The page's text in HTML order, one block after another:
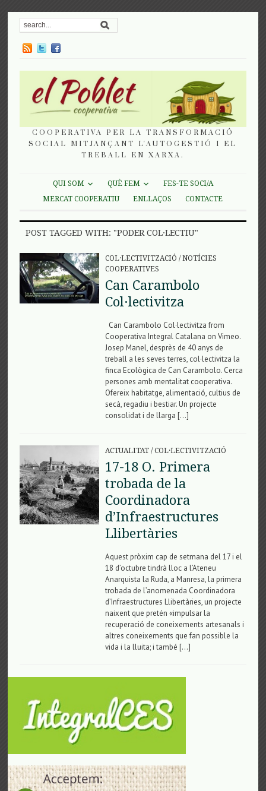
COOPERATIVA PER LA TRANSFORMACIÓ
SOCIAL MITJANÇANT L'AUTOGESTIÓ I EL
TREBALL EN XARXA.
QUI SOM QUÈ FEM
FES-TE SOCI/A
MERCAT COOPERATIU
ENLLAÇOS CONTACTE
POST TAGGED WITH: "PODER COL·LECTIU"
COL·LECTIVITZACIÓ /NOTÍCIES
COOPERATIVES
Can Carambolo
Col·lectivitza
Can Carambolo Col·lectivitza from
Cooperativa Integral Catalana on Vimeo.
Josep Manel, desprès de 40 anys de
treball a les seves terres, col·lectivitza la
finca Ecològica de Can Carambolo. Cerca
persones amb mentalitat cooperativa.
Ofereix habitatge, alimentació, cultius de
secà, regadiu i bestiar. Un projecte
consolidat i de llarga […]
ACTUALITAT/COL·LECTIVITZACIÓ
17-18 O. Primera
trobada de la
Coordinadora
d’Infraestructures
Llibertàries
Aquest pròxim cap de setmana del 17 i el
18 d’octubre tindrà lloc a l’Ateneu
Anarquista la Ruda, a Manresa, la primera
trobada de l’anomenada Coordinadora
d’Infraestructures Llibertàries, un projecte
naixent que pretén «impulsar la
recuperació de coneixements artesanals i
altres coneixements que fan possible la
vida i la lluita; i també […]